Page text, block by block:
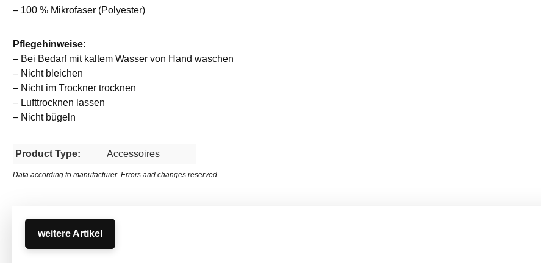
– 100 % Mikrofaser (Polyester)
Pflegehinweise:
– Bei Bedarf mit kaltem Wasser von Hand waschen
– Nicht bleichen
– Nicht im Trockner trocknen
– Lufttrocknen lassen
– Nicht bügeln
Product Type: Accessoires
Data according to manufacturer. Errors and changes reserved.
weitere Artikel